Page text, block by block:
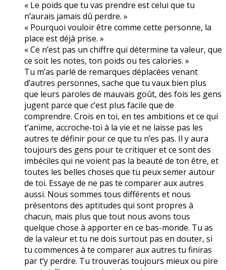
« Le poids que tu vas prendre est celui que tu
n’aurais jamais dû perdre. »
« Pourquoi vouloir être comme cette personne, la
place est déjà prise. »
« Ce n’est pas un chiffre qui détermine ta valeur, que
ce soit les notes, ton poids ou tes calories. »
Tu m’as parlé de remarques déplacées venant
d’autres personnes, sache que tu vaux bien plus
que leurs paroles de mauvais goût, des fois les gens
jugent parce que c’est plus facile que de
comprendre. Crois en toi, en tes ambitions et ce qui
t’anime, accroche-toi à la vie et ne laisse pas les
autres te définir pour ce que tu n’es pas. Il y aura
toujours des gens pour te critiquer et ce sont des
imbéciles qui ne voient pas la beauté de ton être, et
toutes les belles choses que tu peux semer autour
de toi. Essaye de ne pas te comparer aux autres
aussi. Nous sommes tous différents et nous
présentons des aptitudes qui sont propres à
chacun, mais plus que tout nous avons tous
quelque chose à apporter en ce bas-monde. Tu as
de la valeur et tu ne dois surtout pas en douter, si
tu commences à te comparer aux autres tu finiras
par t’y perdre. Tu trouveras toujours mieux ou pire